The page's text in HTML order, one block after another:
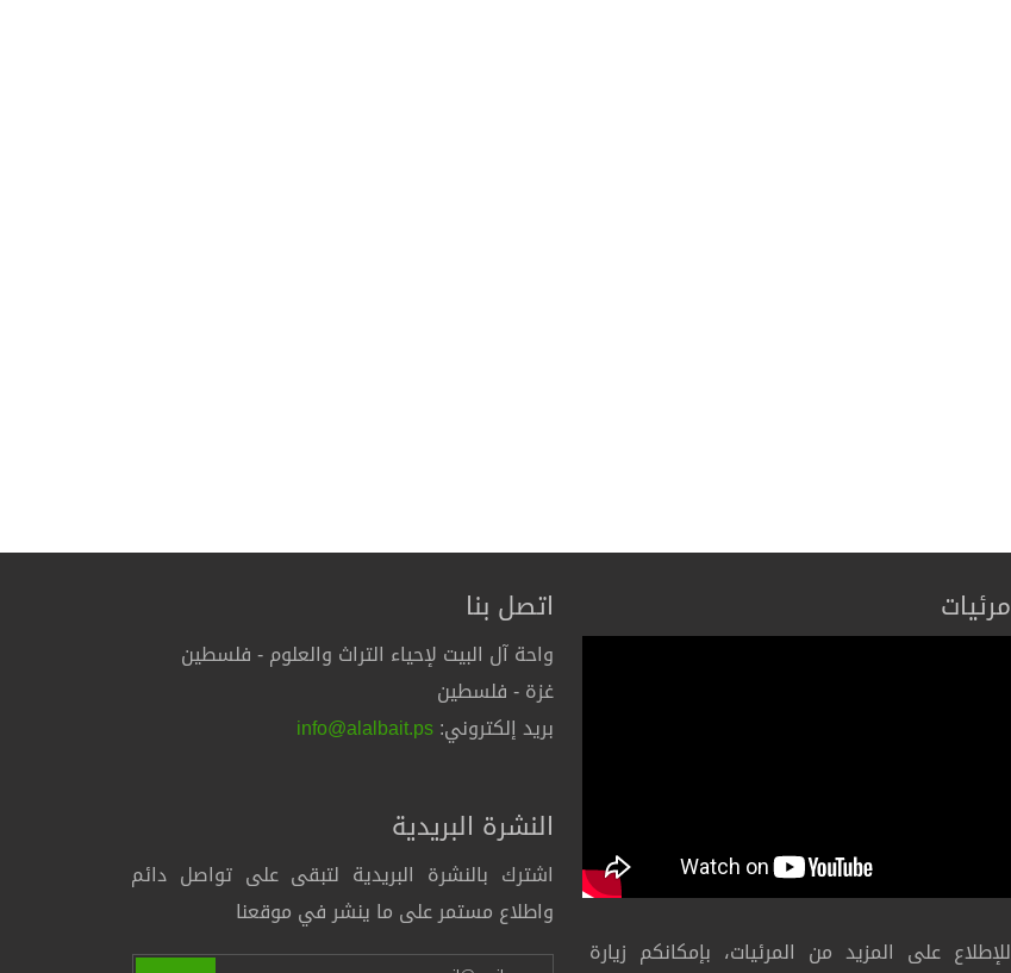
مرئيات
للإطلاع على المزيد من المرئيات، بإمكانكم زيارة
اتصل بنا
واحة آل البيت لإحياء التراث والعلوم - فلسطين
غزة - فلسطين
بريد إلكتروني:info@alalbait.ps
النشرة البريدية
اشترك بالنشرة البريدية لتبقى على تواصل دائم
واطلاع مستمر على ما ينشر في موقعنا